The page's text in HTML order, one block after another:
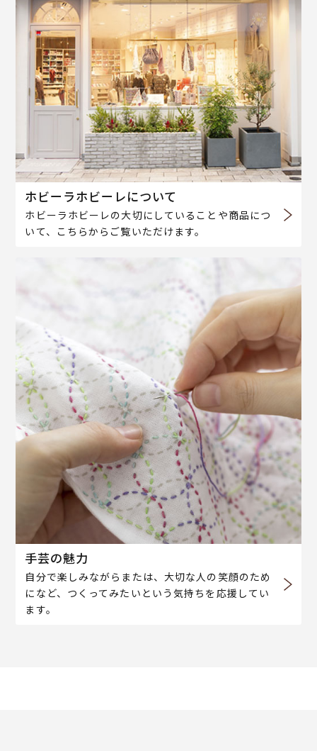
ホビーラホビーレについて
ホビーラホビーレの大切にしていることや商品につ
いて、こちらからご覧いただけます。
手芸の魅力
自分で楽しみながらまたは、大切な人の笑顔のため
になど、つくってみたいという気持ちを応援してい
ます。